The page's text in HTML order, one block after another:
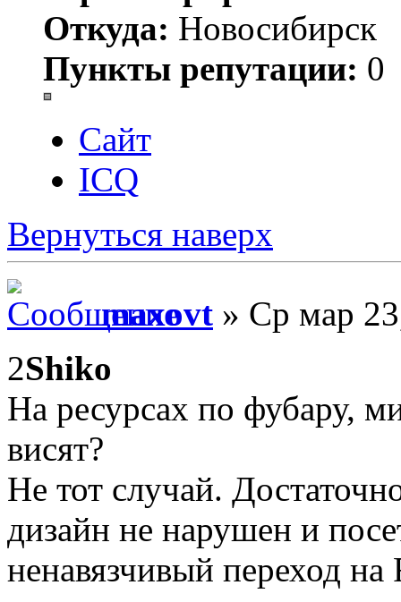
Откуда: Новосибирск
Пункты репутации: 0
Сайт
ICQ
Вернуться наверх
maxovt » Ср мар
2Shiko
На ресурсах по фубару,
висят?
Не тот случай.
дизайн не нарушен и
ненавязчивый переход на